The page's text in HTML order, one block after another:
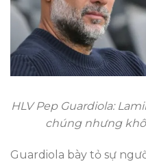
HLV Pep Guardiola:
chúng nhưng
Guardiola bày tỏ sự